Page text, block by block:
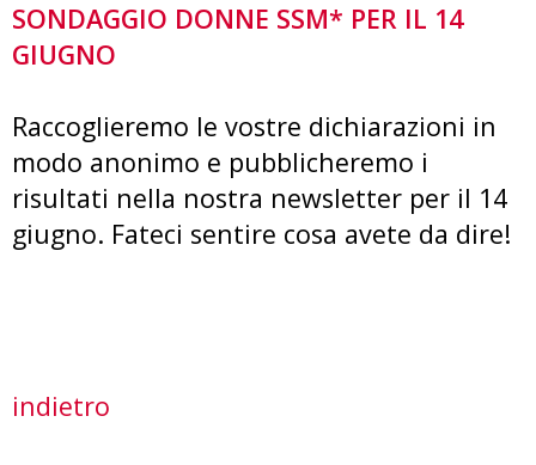
SONDAGGIO DONNE SSM* PER IL 14
GIUGNO
Raccoglieremo le vostre dichiarazioni in
modo anonimo e pubblicheremo i
risultati nella nostra newsletter per il 14
giugno. Fateci sentire cosa avete da dire!
indietro